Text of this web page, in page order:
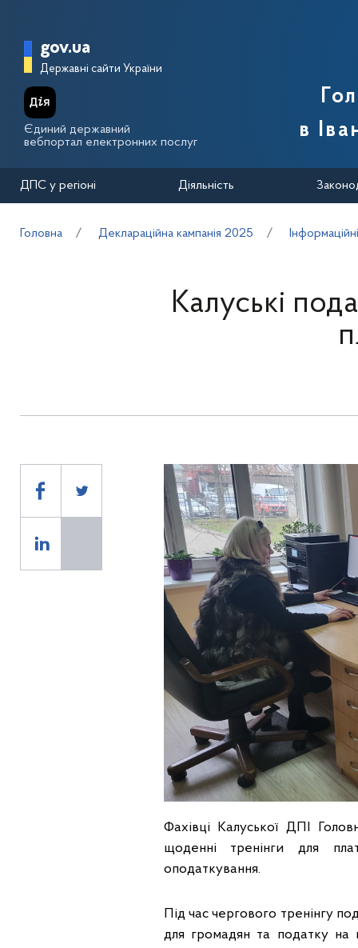
Головна сторінка Державної
gov.ua
Державні сайти України
Єдиний державний
вебпортал електронних послуг
в
ДПС у регіоні Діяльність
Головна Деклараційна кампанія 2025
Калуські
Фахівці Калуської ДПІ
щоденні тренінги для
оподаткування.
Під час чергового тренінгу
для громадян та податку